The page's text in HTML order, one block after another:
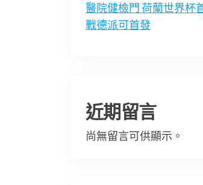
醫院健檢門 荷蘭世界杯
戰德派可首發
近期留言
尚無留言可供顯示。